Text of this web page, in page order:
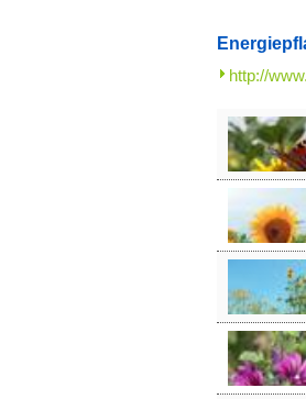
http://